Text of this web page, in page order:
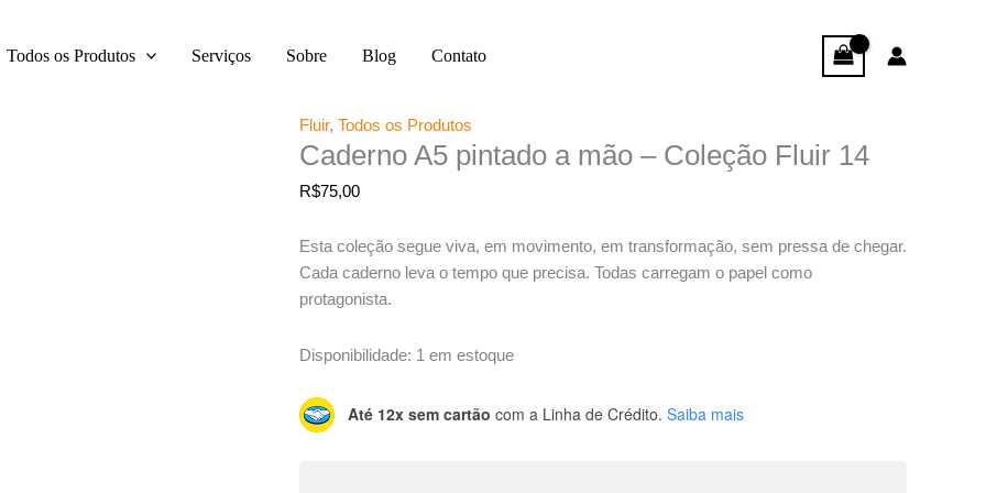
Todos os Produtos Serviços Sobre Blog Contato
Fluir, Todos os Produtos
Caderno A5 pintado a mão – Coleção Fluir 14
R$75,00
Esta coleção segue viva, em movimento, em transformação, sem pressa de chegar.
Cada caderno leva o tempo que precisa. Todas carregam o papel como
protagonista.
Disponibilidade: 1 em estoque
Até 12x sem cartão com a Linha de Crédito. Saiba mais
pintado
mão
-
Coleção
Fluir
quantidade